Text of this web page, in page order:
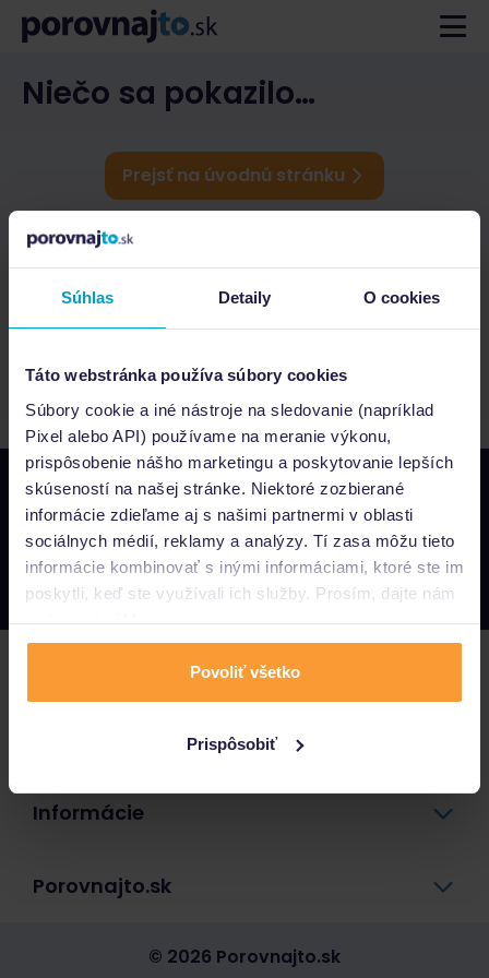
Súhlas Detaily O cookies
Táto webstránka používa súbory cookies
Súbory cookie a iné nástroje na sledovanie (napríklad
Pixel alebo API) používame na meranie výkonu,
prispôsobenie nášho marketingu a poskytovanie lepších
skúseností na našej stránke. Niektoré zozbierané
informácie zdieľame aj s našimi partnermi v oblasti
sociálnych médií, reklamy a analýzy. Tí zasa môžu tieto
informácie kombinovať s inými informáciami, ktoré ste im
poskytli, keď ste využívali ich služby. Prosím, dajte nám
na to svoj súhlas.
Povoliť všetko
Prispôsobiť
Niečo sa pokazilo…
Prejsť na úvodnú stránku
Napíšte nám
info@porovnajto.sk
Zavolajte nám
0800 400 300
Informácie
Porovnajto.sk
© 2026 Porovnajto.sk